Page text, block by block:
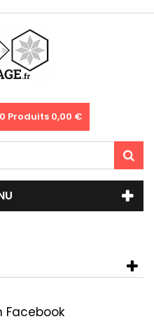
0 Produits 0,00 €
Facebook